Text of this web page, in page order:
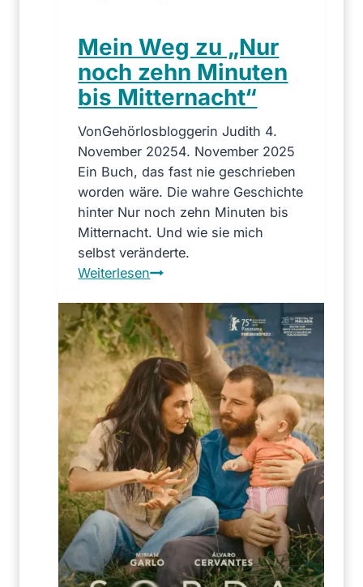
Mein Weg zu „Nur
noch zehn Minuten
bis Mitternacht“
VonGehörlosbloggerin Judith 4.
November 20254. November 2025
Ein Buch, das fast nie geschrieben
worden wäre. Die wahre Geschichte
hinter Nur noch zehn Minuten bis
Mitternacht. Und wie sie mich
selbst veränderte.
WeiterlesenM
i
n
W
e
g
z
u
„
N
u
r
n
o
c